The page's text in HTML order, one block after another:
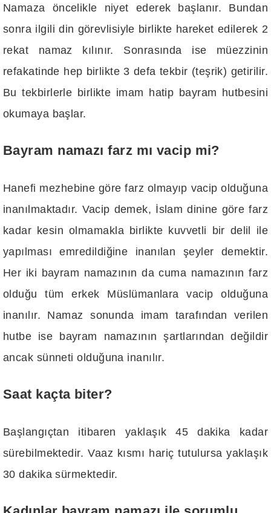
Namaza öncelikle niyet ederek başlanır. Bundan
sonra ilgili din görevlisiyle birlikte hareket edilerek 2
rekat namaz kılınır. Sonrasında ise müezzinin
refakatinde hep birlikte 3 defa tekbir (teşrik) getirilir.
Bu tekbirlerle birlikte imam hatip bayram hutbesini
okumaya başlar.
Bayram namazı farz mı vacip mi?
Hanefi mezhebine göre farz olmayıp vacip olduğuna
inanılmaktadır. Vacip demek, İslam dinine göre farz
kadar kesin olmamakla birlikte kuvvetli bir delil ile
yapılması emredildiğine inanılan şeyler demektir.
Her iki bayram namazının da cuma namazının farz
olduğu tüm erkek Müslümanlara vacip olduğuna
inanılır. Namaz sonunda imam tarafından verilen
hutbe ise bayram namazının şartlarından değildir
ancak sünneti olduğuna inanılır.
Saat kaçta biter?
Başlangıçtan itibaren yaklaşık 45 dakika kadar
sürebilmektedir. Vaaz kısmı hariç tutulursa yaklaşık
30 dakika sürmektedir.